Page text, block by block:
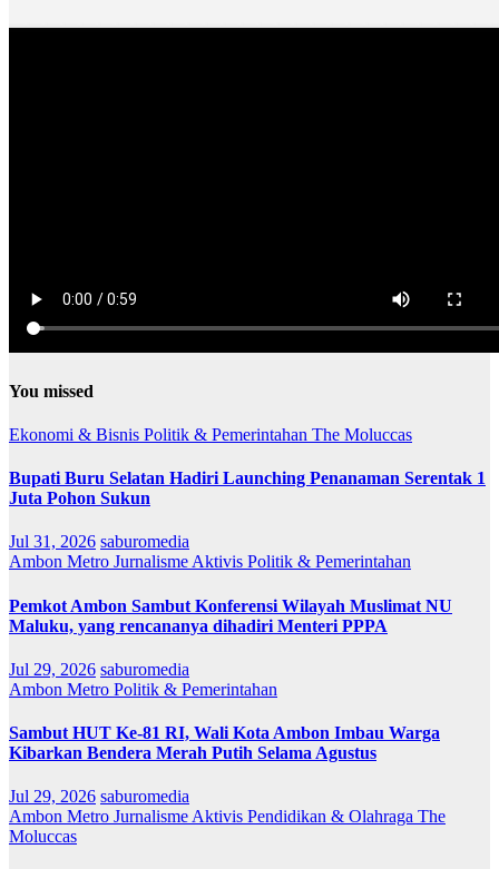
You missed
Ekonomi & Bisnis Politik & Pemerintahan The Moluccas
Bupati Buru Selatan Hadiri Launching Penanaman Serentak 1
Juta Pohon Sukun
Jul 31, 2026 saburomedia
Ambon Metro Jurnalisme Aktivis Politik & Pemerintahan
Pemkot Ambon Sambut Konferensi Wilayah Muslimat NU
Maluku, yang rencananya dihadiri Menteri PPPA
Jul 29, 2026 saburomedia
Ambon Metro Politik & Pemerintahan
Sambut HUT Ke-81 RI, Wali Kota Ambon Imbau Warga
Kibarkan Bendera Merah Putih Selama Agustus
Jul 29, 2026 saburomedia
Ambon Metro Jurnalisme Aktivis Pendidikan & Olahraga The
Moluccas